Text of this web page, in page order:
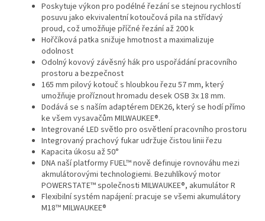
Poskytuje výkon pro podélné řezání se stejnou rychlostí
posuvu jako ekvivalentní kotoučová pila na střídavý
proud, což umožňuje příčné řezání až 200 k
Hořčíková patka snižuje hmotnost a maximalizuje
odolnost
Odolný kovový závěsný hák pro uspořádání pracovního
prostoru a bezpečnost
165 mm pilový kotouč s hloubkou řezu 57 mm, který
umožňuje proříznout hromadu desek OSB 3x 18 mm.
Dodává se s naším adaptérem DEK26, který se hodí přímo
ke všem vysavačům MILWAUKEE®.
Integrované LED světlo pro osvětlení pracovního prostoru
Integrovaný prachový fukar udržuje čistou linii řezu
Kapacita úkosu až 50°
DNA naší platformy FUEL™ nově definuje rovnováhu mezi
akmulátorovými technologiemi. Bezuhlíkový motor
POWERSTATE™ společnosti MILWAUKEE®, akumulátor R
Flexibilní systém napájení: pracuje se všemi akumulátory
M18™ MILWAUKEE®